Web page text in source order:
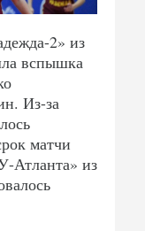
2» из
вспышка
Из-за
матчи
Атланта» из